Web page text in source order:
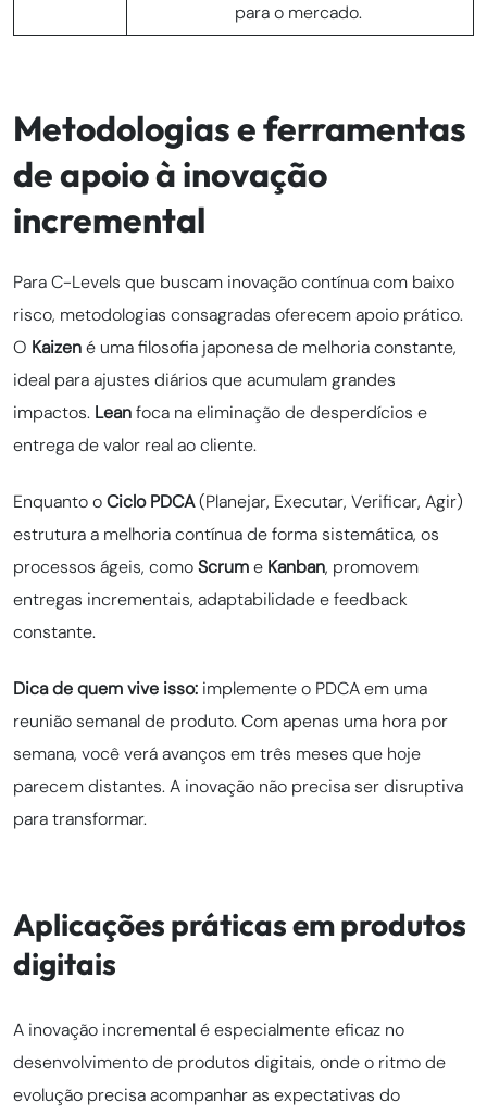
para o mercado.
Metodologias e ferramentas
de apoio à inovação
incremental
Para C-Levels que buscam inovação contínua com baixo
risco, metodologias consagradas oferecem apoio prático.
O Kaizené uma filosofia japonesa de melhoria constante,
ideal para ajustes diários que acumulam grandes
impactos. Leanfoca na eliminação de desperdícios e
entrega de valor real ao cliente.
Enquanto oCiclo PDCA(Planejar, Executar, Verificar, Agir)
estrutura a melhoria contínua de forma sistemática, os
processos ágeis, comoScrume Kanban, promovem
entregas incrementais, adaptabilidade e feedback
constante.
Dica de quem vive isso: implemente o PDCA em uma
reunião semanal de produto. Com apenas uma hora por
semana, você verá avanços em três meses que hoje
parecem distantes. A inovação não precisa ser disruptiva
para transformar.
Aplicações práticas em produtos
digitais
A inovação incremental é especialmente eficaz no
desenvolvimento de produtos digitais, onde o ritmo de
evolução precisa acompanhar as expectativas do